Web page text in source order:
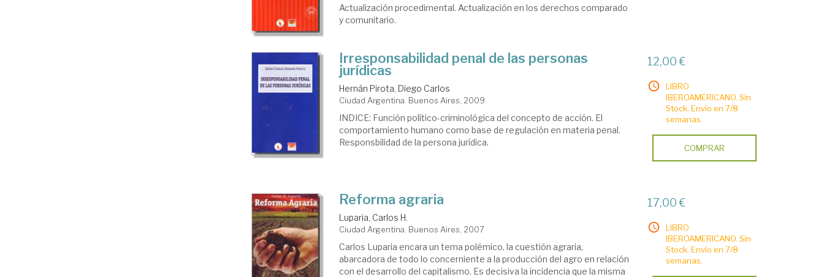
Actualización procedimental. Actualización en los derechos comparado
y comunitario.
Irresponsabilidad penal de las personas
jurídicas
Hernán Pirota, Diego Carlos
Ciudad Argentina. Buenos Aires, 2009
INDICE: Función político-criminológica del concepto de acción. El
comportamiento humano como base de regulación en materia penal.
Responsbilidad de la persona jurídica.
12,00 €
LIBRO
IBEROAMERICANO. Sin
Stock. Envío en 7/8
semanas.
COMPRAR
Reforma agraria
Luparia, Carlos H.
Ciudad Argentina. Buenos Aires, 2007
Carlos Luparia encara un tema polémico, la cuestión agraria,
abarcadora de todo lo concerniente a la producción del agro en relación
con el desarrollo del capitalismo. Es decisiva la incidencia que la misma
17,00 €
LIBRO
IBEROAMERICANO. Sin
Stock. Envío en 7/8
semanas.